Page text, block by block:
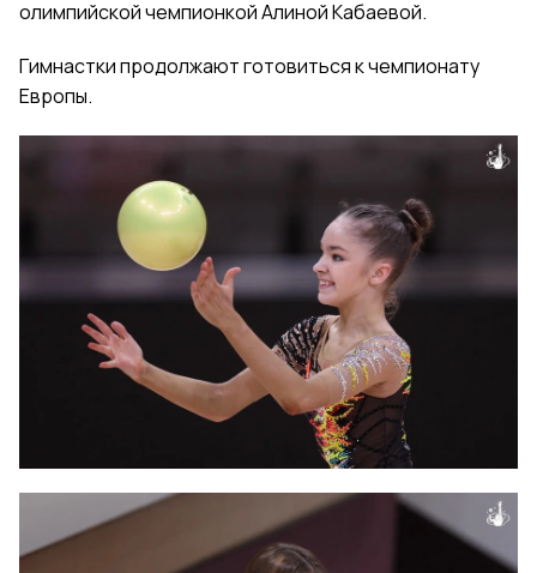
олимпийской чемпионкой Алиной Кабаевой.
Гимнастки продолжают готовиться к чемпионату
Европы.